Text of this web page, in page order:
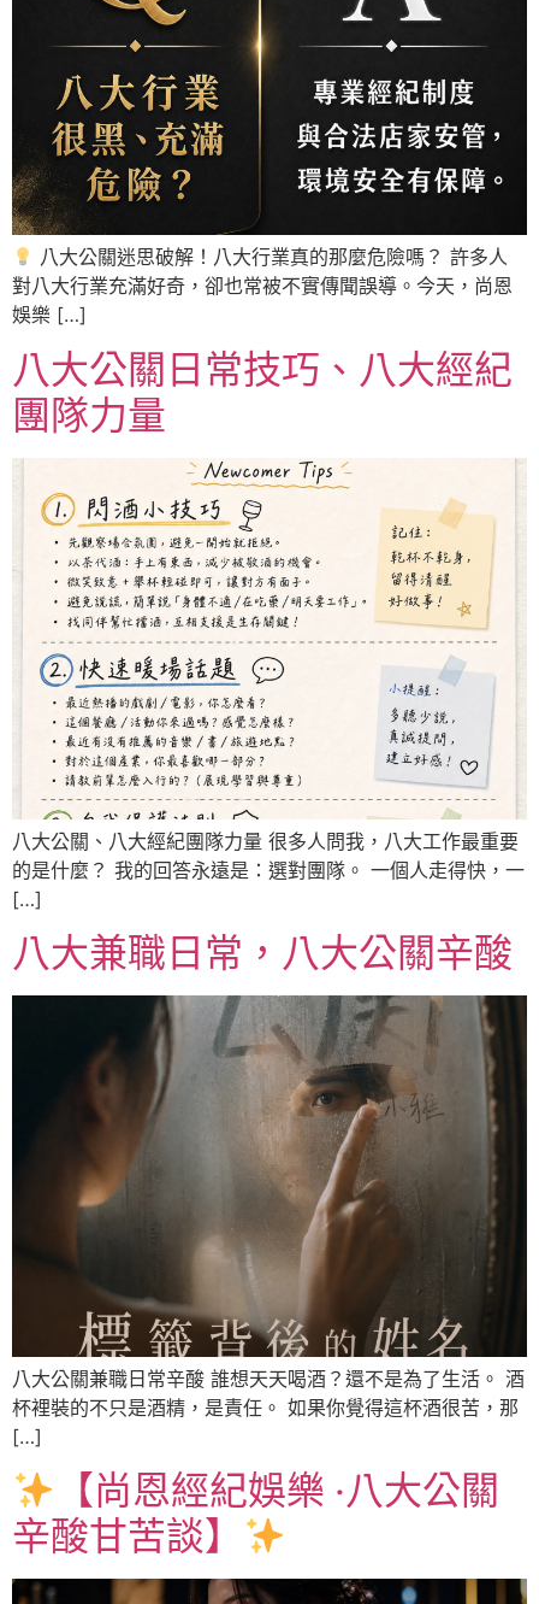
八大公關迷思破解！八大行業真的那麼危險嗎？ 許多人
對八大行業充滿好奇，卻也常被不實傳聞誤導。今天，尚恩
娛樂 […]
八大公關日常技巧、八大經紀
團隊力量
八大公關、八大經紀團隊力量 很多人問我，八大工作最重要
的是什麼？ 我的回答永遠是：選對團隊。 一個人走得快，一
[…]
八大兼職日常，八大公關辛酸
八大公關兼職日常辛酸 誰想天天喝酒？還不是為了生活。 酒
杯裡裝的不只是酒精，是責任。 如果你覺得這杯酒很苦，那
[…]
【尚恩經紀娛樂 ‧八大公關
辛酸甘苦談】